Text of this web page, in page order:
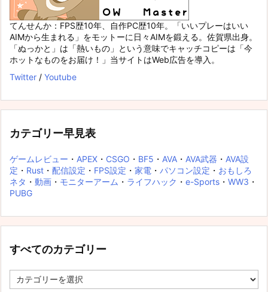
てんせんか：FPS歴10年、自作PC歴10年。「いいプレーはいい
AIMから生まれる」をモットーに日々AIMを鍛える。佐賀県出身。
「ぬっかと」は「熱いもの」という意味でキャッチコピーは「今
ホットなものをお届け！」当サイトはWeb広告を導入。
Twitter / Youtube
カテゴリー早見表
ゲームレビュー ・ APEX ・ CSGO ・ BF5 ・ AVA ・ AVA武器 ・ AVA設
定 ・ Rust ・ 配信設定 ・ FPS設定 ・ 家電 ・ パソコン設定 ・ おもしろ
ネタ ・ 動画 ・ モニターアーム ・ ライフハック ・ e-Sports ・ WW3 ・
PUBG
すべてのカテゴリー
べ